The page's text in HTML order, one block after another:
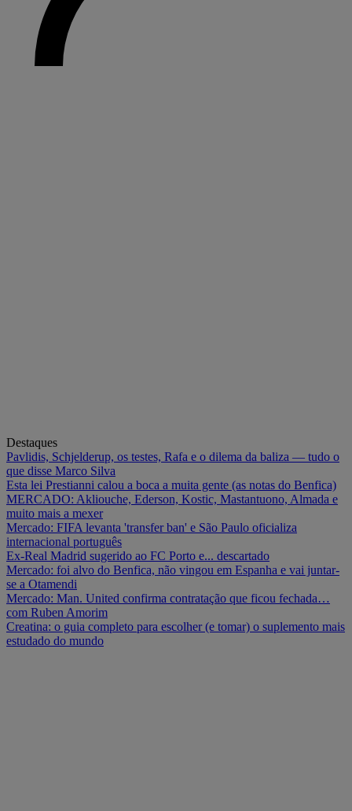
Destaques
Pavlidis, Schjelderup, os testes, Rafa e o dilema da baliza — tudo o
que disse Marco Silva
Esta lei Prestianni calou a boca a muita gente (as notas do Benfica)
MERCADO: Akliouche, Ederson, Kostic, Mastantuono, Almada e
muito mais a mexer
Mercado: FIFA levanta 'transfer ban' e São Paulo oficializa
internacional português
Ex-Real Madrid sugerido ao FC Porto e... descartado
Mercado: foi alvo do Benfica, não vingou em Espanha e vai juntar-
se a Otamendi
Mercado: Man. United confirma contratação que ficou fechada…
com Ruben Amorim
Creatina: o guia completo para escolher (e tomar) o suplemento mais
estudado do mundo